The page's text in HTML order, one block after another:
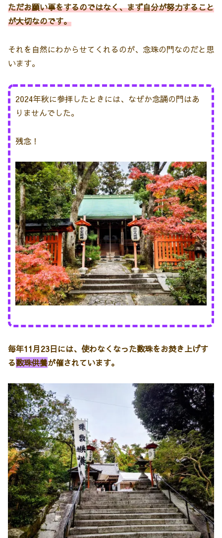
ただお願い事をするのではなく、まず自分が努力すること
が大切なのです。
それを自然にわからせてくれるのが、念珠の門なのだと思
います。
2024年秋に参拝したときには、なぜか念誦の門はあ
りませんでした。
残念！
毎年11月23日には、使わなくなった数珠をお焚き上げす
る数珠供養が催されています。